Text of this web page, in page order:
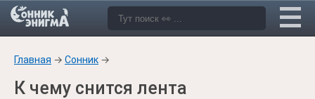
Главная → Сонник →
К чему снится лента